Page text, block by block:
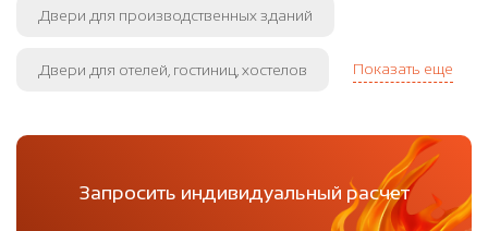
Двери для производственных зданий
Двери для отелей, гостиниц, хостелов Показать еще
Запросить индивидуальный расчет